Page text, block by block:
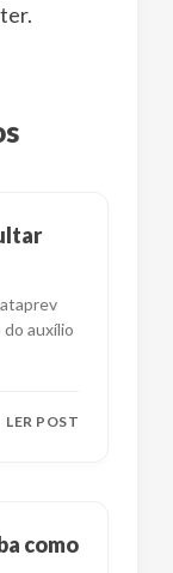
do auxílio
LER POST
como